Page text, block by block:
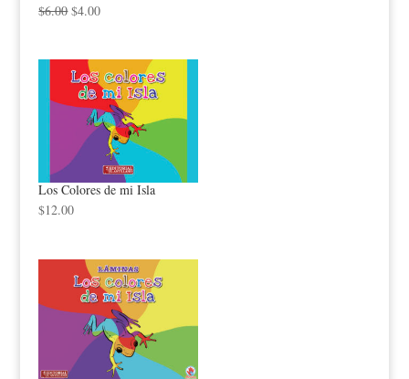
$6.00 $4.00
Los Colores de mi Isla
$12.00